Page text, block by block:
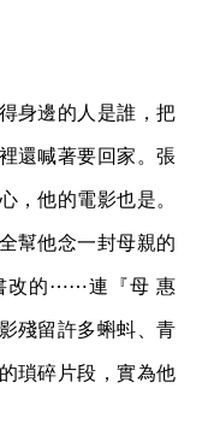
身邊的人是誰，把
還喊著要回家。張
，他的電影也是。
幫他念一封母親的
改的⋯⋯連『母 惠
殘留許多蝌蚪、青
瑣碎片段，實為他